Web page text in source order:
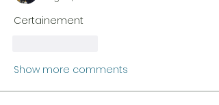
Certainement
Show more comments